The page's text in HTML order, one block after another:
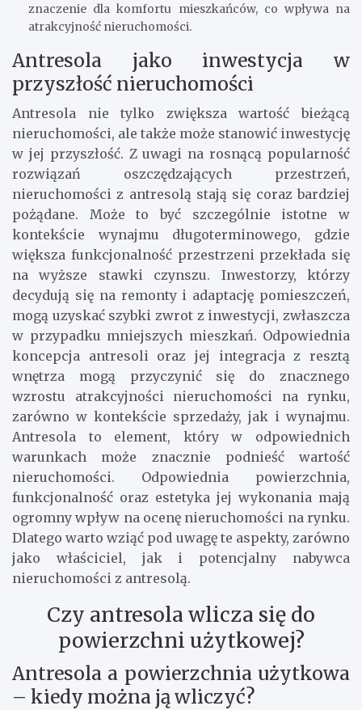
znaczenie dla komfortu mieszkańców, co wpływa na
atrakcyjność nieruchomości.
Antresola jako inwestycja w
przyszłość nieruchomości
Antresola nie tylko zwiększa wartość bieżącą
nieruchomości, ale także może stanowić inwestycję
w jej przyszłość. Z uwagi na rosnącą popularność
rozwiązań oszczędzających przestrzeń,
nieruchomości z antresolą stają się coraz bardziej
pożądane. Może to być szczególnie istotne w
kontekście wynajmu długoterminowego, gdzie
większa funkcjonalność przestrzeni przekłada się
na wyższe stawki czynszu. Inwestorzy, którzy
decydują się na remonty i adaptację pomieszczeń,
mogą uzyskać szybki zwrot z inwestycji, zwłaszcza
w przypadku mniejszych mieszkań. Odpowiednia
koncepcja antresoli oraz jej integracja z resztą
wnętrza mogą przyczynić się do znacznego
wzrostu atrakcyjności nieruchomości na rynku,
zarówno w kontekście sprzedaży, jak i wynajmu.
Antresola to element, który w odpowiednich
warunkach może znacznie podnieść wartość
nieruchomości. Odpowiednia powierzchnia,
funkcjonalność oraz estetyka jej wykonania mają
ogromny wpływ na ocenę nieruchomości na rynku.
Dlatego warto wziąć pod uwagę te aspekty, zarówno
jako właściciel, jak i potencjalny nabywca
nieruchomości z antresolą.
Czy antresola wlicza się do
powierzchni użytkowej?
Antresola a powierzchnia użytkowa
– kiedy można ją wliczyć?